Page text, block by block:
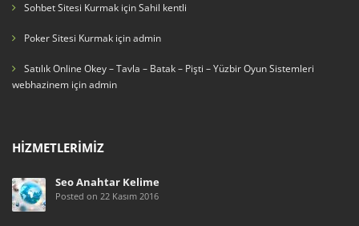
Sohbet Sitesi Kurmak içinSahil kentli
Poker Sitesi Kurmak içinadmin
Satılık Online Okey – Tavla – Batak – Pişti – Yüzbir Oyun Sistemleri
webhazinem içinadmin
HIZMETLERIMIZ
Seo Anahtar Kelime
Posted on 22 Kasım 2016